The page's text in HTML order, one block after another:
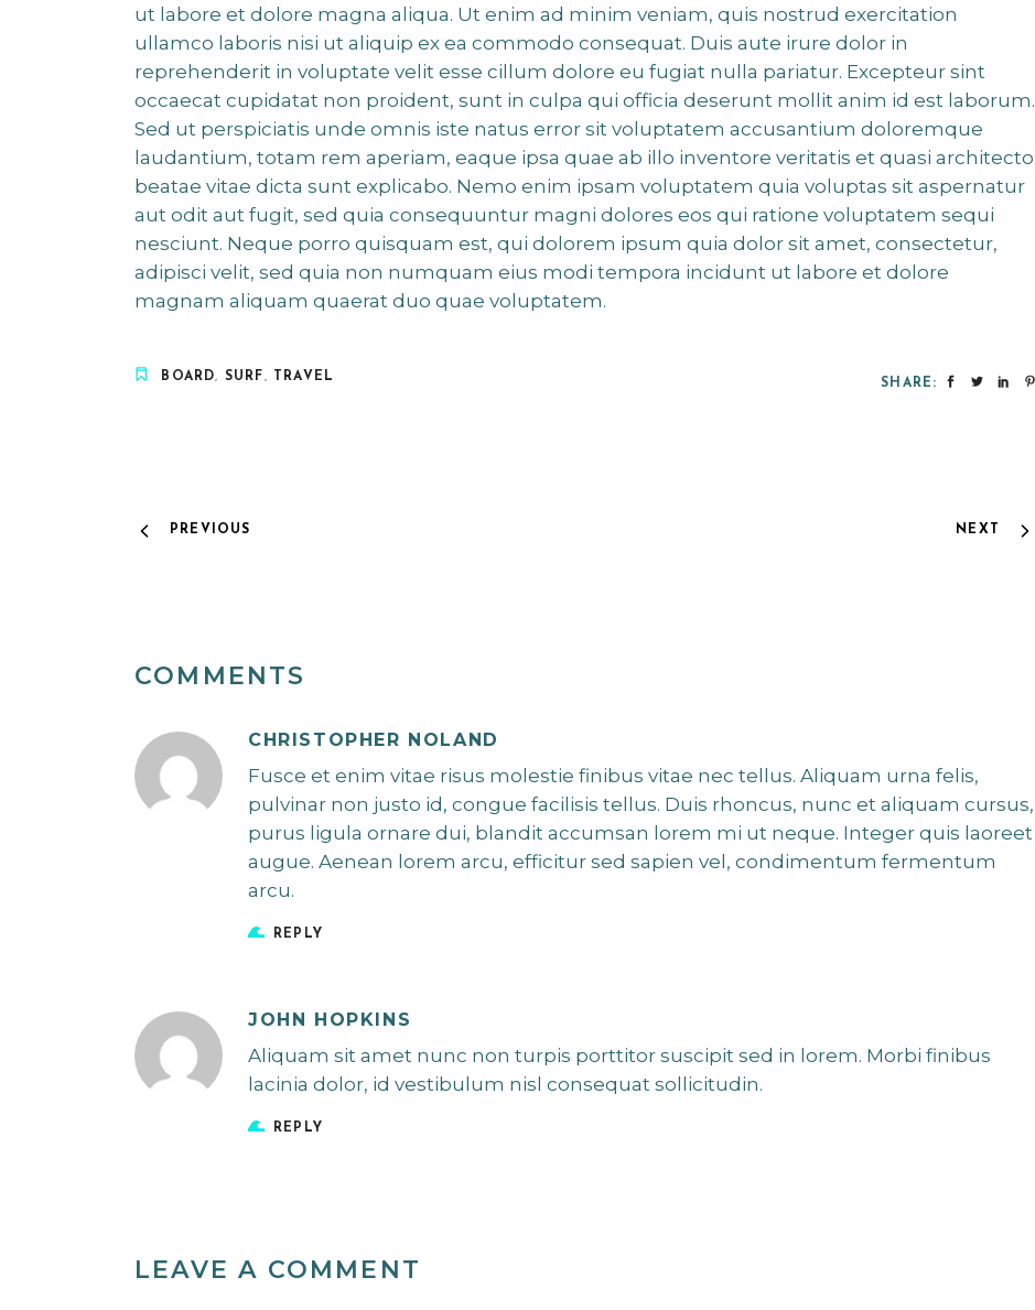
ut labore et dolore magna aliqua. Ut enim ad minim veniam, quis nostrud exercitation
ullamco laboris nisi ut aliquip ex ea commodo consequat. Duis aute irure dolor in
reprehenderit in voluptate velit esse cillum dolore eu fugiat nulla pariatur. Excepteur sint
occaecat cupidatat non proident, sunt in culpa qui officia deserunt mollit anim id est laborum.
Sed ut perspiciatis unde omnis iste natus error sit voluptatem accusantium doloremque
laudantium, totam rem aperiam, eaque ipsa quae ab illo inventore veritatis et quasi architecto
beatae vitae dicta sunt explicabo. Nemo enim ipsam voluptatem quia voluptas sit aspernatur
aut odit aut fugit, sed quia consequuntur magni dolores eos qui ratione voluptatem sequi
nesciunt. Neque porro quisquam est, qui dolorem ipsum quia dolor sit amet, consectetur,
adipisci velit, sed quia non numquam eius modi tempora incidunt ut labore et dolore
magnam aliquam quaerat duo quae voluptatem.
BOARD, SURF , TRAVEL SHARE:
PREVIOUS NEXT
COMMENTS
CHRISTOPHER NOLAND
Fusce et enim vitae risus molestie finibus vitae nec tellus. Aliquam urna felis,
pulvinar non justo id, congue facilisis tellus. Duis rhoncus, nunc et aliquam cursus,
purus ligula ornare dui, blandit accumsan lorem mi ut neque. Integer quis laoreet
augue. Aenean lorem arcu, efficitur sed sapien vel, condimentum fermentum
arcu.
REPLY
JOHN HOPKINS
Aliquam sit amet nunc non turpis porttitor suscipit sed in lorem. Morbi finibus
lacinia dolor, id vestibulum nisl consequat sollicitudin.
REPLY
LEAVE A COMMENT